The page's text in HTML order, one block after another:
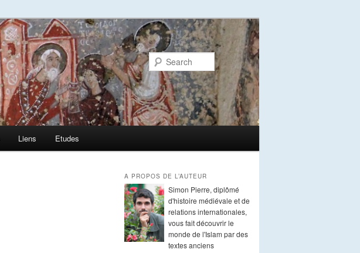
Search
Liens Etudes
A PROPOS DE L’AUTEUR
Simon Pierre, diplômé
d'histoire médiévale et de
relations internationales,
vous fait découvrir le
monde de l'Islam par des
textes anciens